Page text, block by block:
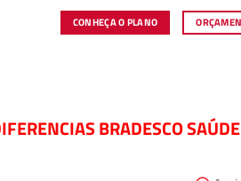
CONHEÇA O PLANO
BRADESCO